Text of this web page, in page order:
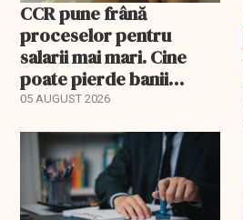
CCR pune frână
proceselor pentru
salarii mai mari. Cine
poate pierde banii
ceruți statului
05 AUGUST 2026